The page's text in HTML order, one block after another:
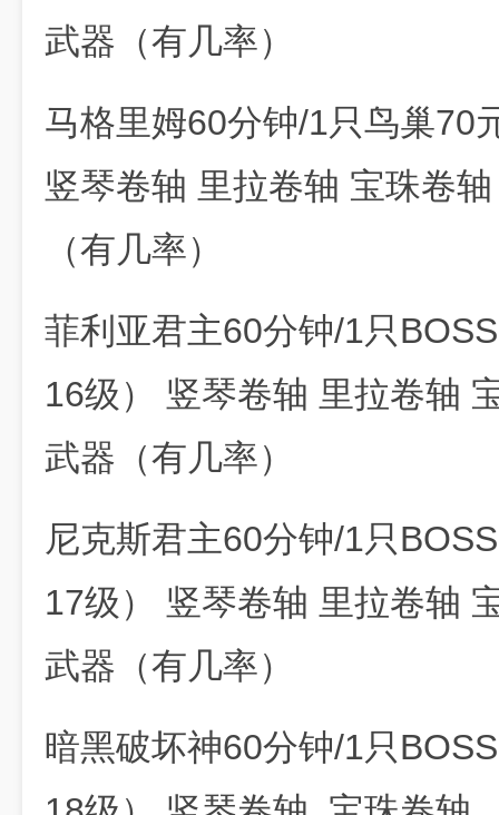
武器（有几率）
马格里姆60分钟/1只鸟巢70
竖琴卷轴 里拉卷轴 宝珠卷
（有几率）
菲利亚君主60分钟/1只
16级） 竖琴卷轴 里拉卷轴
武器（有几率）
尼克斯君主60分钟/1只
17级） 竖琴卷轴 里拉卷轴
武器（有几率）
暗黑破坏神60分钟/1只